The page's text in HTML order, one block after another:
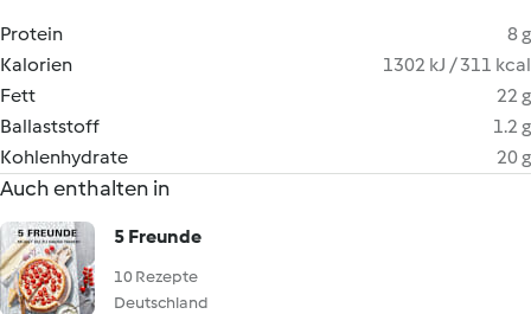
Protein
8 g
Kalorien
1302 kJ / 311 kcal
Fett
22 g
Ballaststoff
1.2 g
Kohlenhydrate
20 g
Auch enthalten in
5 Freunde
10 Rezepte
Deutschland